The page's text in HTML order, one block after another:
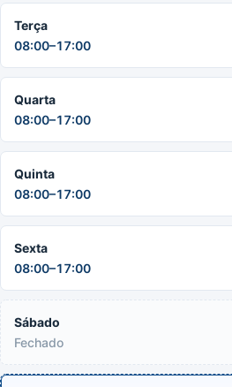
Terça
08:00–17:00
Quarta
08:00–17:00
Quinta
08:00–17:00
Sexta
08:00–17:00
Sábado
Fechado